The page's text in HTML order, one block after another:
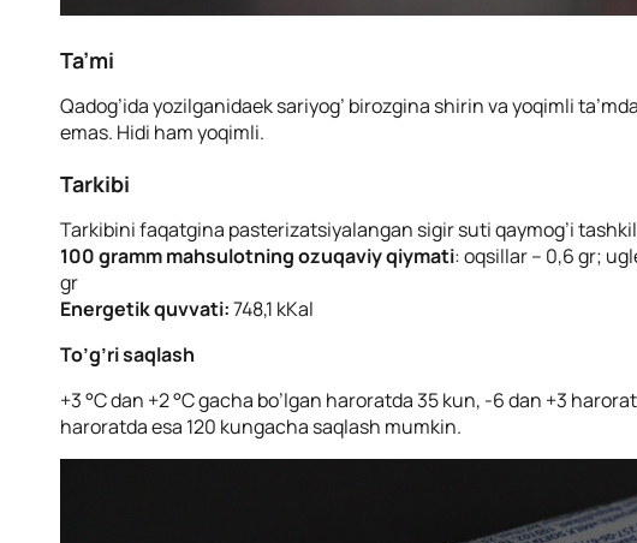
Ta’mi
Qadog’ida yozilganidaek sariyog’ birozgina shirin va yoqimli
emas. Hidi ham yoqimli.
Tarkibi
Tarkibini faqatgina pasterizatsiyalangan sigir suti qaymog’i
100 gramm mahsulotning ozuqaviy qiymati: oqsillar – 0,6 gr;
gr
Energetik quvvati:748,1 kKal
To’g’ri saqlash
+3 °C dan +2 °C gacha bo’lgan haroratda 35 kun, -6 dan +3
haroratda esa 120 kungacha saqlash mumkin.